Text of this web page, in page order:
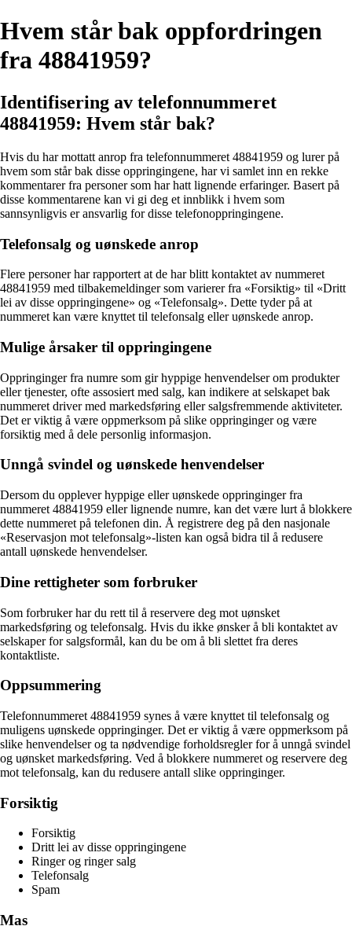
Hvem står bak oppfordringen
fra 48841959?
Identifisering av telefonnummeret
48841959: Hvem står bak?
Hvis du har mottatt anrop fra telefonnummeret 48841959 og lurer på
hvem som står bak disse oppringingene, har vi samlet inn en rekke
kommentarer fra personer som har hatt lignende erfaringer. Basert på
disse kommentarene kan vi gi deg et innblikk i hvem som
sannsynligvis er ansvarlig for disse telefonoppringingene.
Telefonsalg og uønskede anrop
Flere personer har rapportert at de har blitt kontaktet av nummeret
48841959 med tilbakemeldinger som varierer fra «Forsiktig» til «Dritt
lei av disse oppringingene» og «Telefonsalg». Dette tyder på at
nummeret kan være knyttet til telefonsalg eller uønskede anrop.
Mulige årsaker til oppringingene
Oppringinger fra numre som gir hyppige henvendelser om produkter
eller tjenester, ofte assosiert med salg, kan indikere at selskapet bak
nummeret driver med markedsføring eller salgsfremmende aktiviteter.
Det er viktig å være oppmerksom på slike oppringinger og være
forsiktig med å dele personlig informasjon.
Unngå svindel og uønskede henvendelser
Dersom du opplever hyppige eller uønskede oppringinger fra
nummeret 48841959 eller lignende numre, kan det være lurt å blokkere
dette nummeret på telefonen din. Å registrere deg på den nasjonale
«Reservasjon mot telefonsalg»-listen kan også bidra til å redusere
antall uønskede henvendelser.
Dine rettigheter som forbruker
Som forbruker har du rett til å reservere deg mot uønsket
markedsføring og telefonsalg. Hvis du ikke ønsker å bli kontaktet av
selskaper for salgsformål, kan du be om å bli slettet fra deres
kontaktliste.
Oppsummering
Telefonnummeret 48841959 synes å være knyttet til telefonsalg og
muligens uønskede oppringinger. Det er viktig å være oppmerksom på
slike henvendelser og ta nødvendige forholdsregler for å unngå svindel
og uønsket markedsføring. Ved å blokkere nummeret og reservere deg
mot telefonsalg, kan du redusere antall slike oppringinger.
Forsiktig
Forsiktig
Dritt lei av disse oppringingene
Ringer og ringer salg
Telefonsalg
Spam
Mas